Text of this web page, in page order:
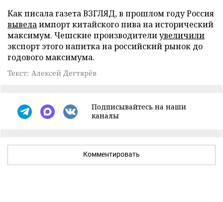
Как писала газета ВЗГЛЯД, в прошлом году Россия
вывелаимпорт китайского пива на исторический
максимум. Чешские производителиувеличили
экспорт этого напитка на российский рынок до
годового максимума.
Текст: Алексей Дегтярёв
Подписывайтесь на наши
каналы
Комментировать